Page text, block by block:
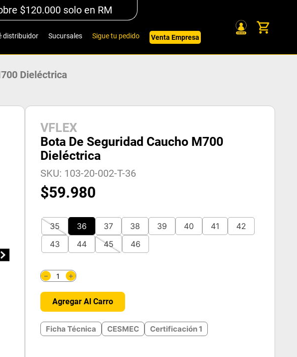
$120.000 solo en RM
distribuidor Sucursales Sigue tu pedido Venta Empresa
Dieléctrica
VFLEX
Bota De Seguridad Caucho M700
Dieléctrica
SKU: 103-20-002-T-36
$59.980
35 36 37 38 39 40 41
42
43
44 45 46
＋
－
Agregar Al Carro
Ficha Técnica CESMEC Certificación 1